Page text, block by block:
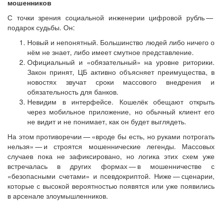
мошенников
С точки зрения социальной инженерии цифровой рубль — ​
подарок судьбы. Он:
Новый и непонятный. Большинство людей либо ничего о
нём не знает, либо имеет смутное представление.
Официальный и «обязательный» на уровне риторики.
Закон принят, ЦБ активно объясняет преимущества, в
новостях звучат сроки массового внедрения и
обязательность для банков.
Невидим в интерфейсе. Кошелёк обещают открыть
через мобильное приложение, но обычный клиент его
не видит и не понимает, как он будет выглядеть.
На этом противоречии — ​«вроде бы есть, но руками потрогать
нельзя» — ​и строятся мошеннические легенды. Массовых
случаев пока не зафиксировано, но логика этих схем уже
встречалась в других формах — ​в мошенничестве с
«безопасными счетами» и псевдокриптой. Ниже — ​сценарии,
которые с высокой вероятностью появятся или уже появились
в арсенале злоумышленников.